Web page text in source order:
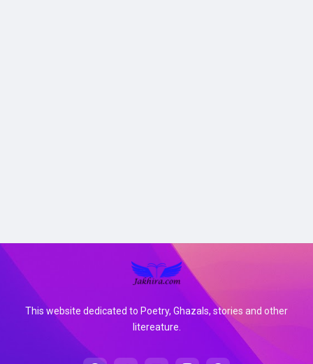
This website dedicated to Poetry, Ghazals, stories and other
litereature.